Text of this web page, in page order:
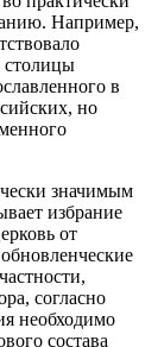
Например,
столицы
в
но
значимым
избрание
от
согласно
необходимо
состава